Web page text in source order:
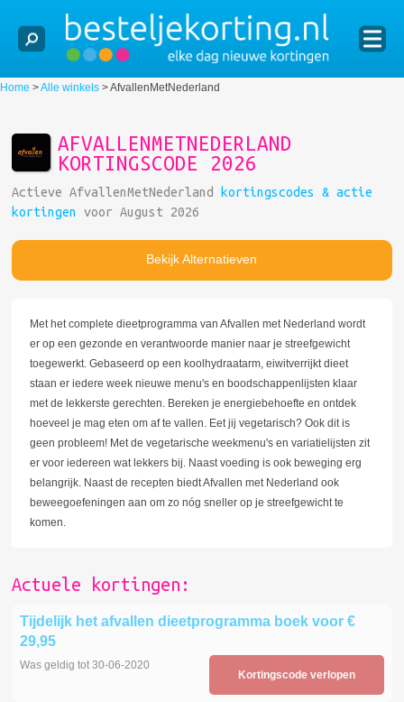
Home >Alle winkels >AfvallenMetNederland
AFVALLENMETNEDERLAND
KORTINGSCODE 2026
Actieve AfvallenMetNederland kortingscodes & actie
kortingen
voor August 2026
Bekijk Alternatieven
Met het complete dieetprogramma van Afvallen met Nederland wordt
er op een gezonde en verantwoorde manier naar je streefgewicht
toegewerkt. Gebaseerd op een koolhydraatarm, eiwitverrijkt dieet
staan er iedere week nieuwe menu's en boodschappenlijsten klaar
met de lekkerste gerechten. Bereken je energiebehoefte en ontdek
hoeveel je mag eten om af te vallen. Eet jij vegetarisch? Ook dit is
geen probleem! Met de vegetarische weekmenu's en variatielijsten zit
er voor iedereen wat lekkers bij. Naast voeding is ook beweging erg
belangrijk. Naast de recepten biedt Afvallen met Nederland ook
beweegoefeningen aan om zo nóg sneller op je streefgewicht te
komen.
Actuele kortingen:
Tijdelijk het afvallen dieetprogramma boek voor €
29,95
Kortingscode verlopen
Was geldig tot 30-06-2020